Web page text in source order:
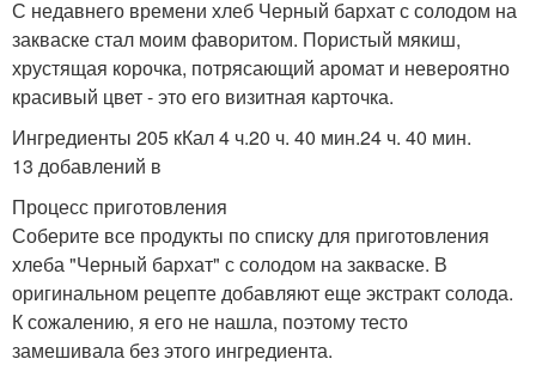
С недавнего времени хлеб Черный бархат с солодом на
закваске стал моим фаворитом. Пористый мякиш,
хрустящая корочка, потрясающий аромат и невероятно
красивый цвет - это его визитная карточка.
Ингредиенты 205 кКал 4 ч.20 ч. 40 мин.24 ч. 40 мин.
13 добавлений в
Процесс приготовления
Соберите все продукты по списку для приготовления
хлеба "Черный бархат" с солодом на закваске. В
оригинальном рецепте добавляют еще экстракт солода.
К сожалению, я его не нашла, поэтому тесто
замешивала без этого ингредиента.